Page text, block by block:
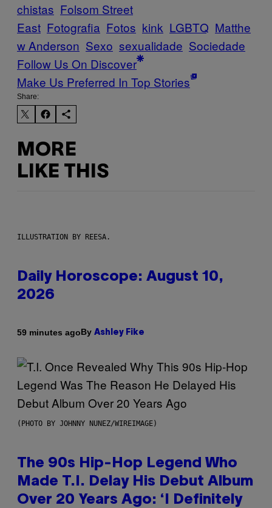
chistas Folsom Street
East Fotografia Fotos kink LGBTQ Matthe
w Anderson Sexo sexualidade Sociedade
Follow Us On Discover
Make Us Preferred In Top Stories
Share:
MORE
LIKE THIS
ILLUSTRATION BY REESA.
Daily Horoscope: August 10,
2026
59 minutes agoBy Ashley Fike
(PHOTO BY JOHNNY NUNEZ/WIREIMAGE)
The 90s Hip-Hop Legend Who
Made T.I. Delay His Debut Album
Over 20 Years Ago: ‘I Definitely